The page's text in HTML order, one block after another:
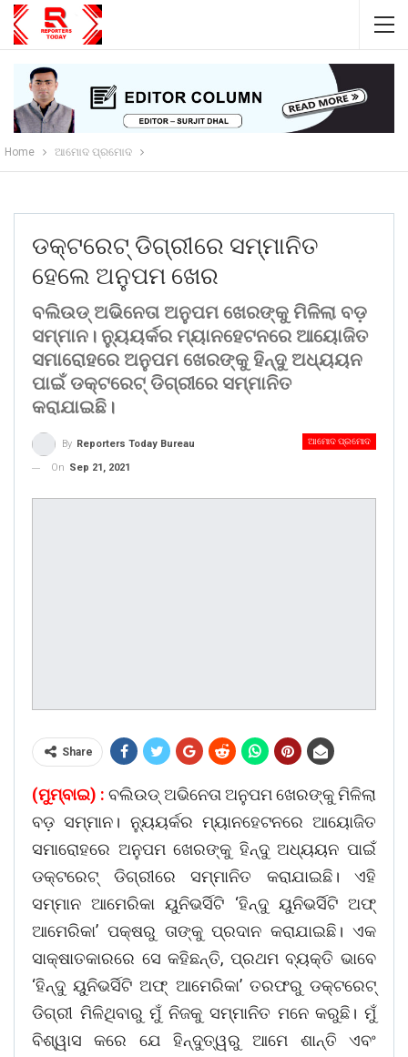
Home ଆମୋଦ ପ୍ରମୋଦ
ଡକ୍ଟରେଟ୍ ଡିଗ୍ରୀରେ ସମ୍ମାନିତ
ହେଲେ ଅନୁପମ ଖେର
ବଲିଉଡ୍ ଅଭିନେତା ଅନୁପମ ଖେରଙ୍କୁ ମିଳିଲା ବଡ଼
ସମ୍ମାନ। ନ୍ୟୁୟର୍କର ମ୍ୟାନହେଟନରେ ଆୟୋଜିତ
ସମାରୋହରେ ଅନୁପମ ଖେରଙ୍କୁ ହିନ୍ଦୁ ଅଧ୍ୟୟନ
ପାଇଁ ଡକ୍ଟରେଟ୍ ଡିଗ୍ରୀରେ ସମ୍ମାନିତ
କରାଯାଇଛି।
ଆମୋଦ ପ୍ରମୋଦ
By Reporters Today Bureau
On Sep 21, 2021
Share
(ମୁମ୍ବାଇ) : ବଲିଉଡ୍ ଅଭିନେତା ଅନୁପମ ଖେରଙ୍କୁ ମିଳିଲା
ବଡ଼ ସମ୍ମାନ। ନ୍ୟୁୟର୍କର ମ୍ୟାନହେଟନରେ ଆୟୋଜିତ
ସମାରୋହରେ ଅନୁପମ ଖେରଙ୍କୁ ହିନ୍ଦୁ ଅଧ୍ୟୟନ ପାଇଁ
ଡକ୍ଟରେଟ୍ ଡିଗ୍ରୀରେ ସମ୍ମାନିତ କରାଯାଇଛି। ଏହି
ସମ୍ମାନ ଆମେରିକା ୟୁନିଭର୍ସିଟି ‘ହିନ୍ଦୁ ୟୁନିଭର୍ସିଟି ଅଫ୍
ଆମେରିକା’ ପକ୍ଷରୁ ତାଙ୍କୁ ପ୍ରଦାନ କରାଯାଇଛି। ଏକ
ସାକ୍ଷାତକାରରେ ସେ କହିଛନ୍ତି, ପ୍ରଥମ ବ୍ୟକ୍ତି ଭାବେ
‘ହିନ୍ଦୁ ୟୁନିଭର୍ସିଟି ଅଫ୍ ଆମେରିକା’ ତରଫରୁ ଡକ୍ଟରେଟ୍
ଡିଗ୍ରୀ ମିଳିଥିବାରୁ ମୁଁ ନିଜକୁ ସମ୍ମାନିତ ମନେ କରୁଛି। ମୁଁ
ବିଶ୍ୱାସ କରେ ଯେ ହିନ୍ଦୁତ୍ୱରୁ ଆମେ ଶାନ୍ତି ଏବଂ